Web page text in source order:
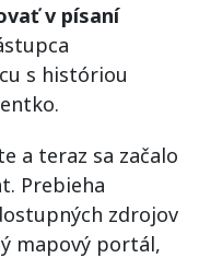
v písaní
s históriou
a teraz sa začalo
Prebieha
zdrojov
mapový portál,